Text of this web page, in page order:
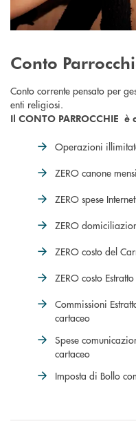
Conto
Conto corrente pensato per
enti religiosi.
Il CONTO PARROCCHIE è
Operazioni
ZERO canone
ZERO spese
ZERO
ZERO costo del
ZERO costo
Commissioni
cartaceo
Spese
cartaceo
Imposta di Bollo